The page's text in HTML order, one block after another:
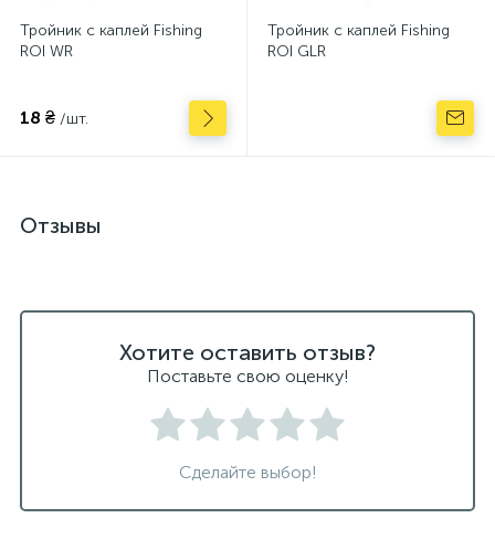
Тройник с каплей Fishing
ROI WR
18 ₴ /шт.
Тройник с каплей Fishing
ROI GLR
Отзывы
Хотите оставить отзыв?
Поставьте свою оценку!
Сделайте выбор!